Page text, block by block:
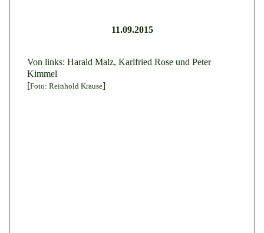
11.09.2015
Von links: Harald Malz, Karlfried Rose und Peter
Kimmel
[Foto: Reinhold Krause]